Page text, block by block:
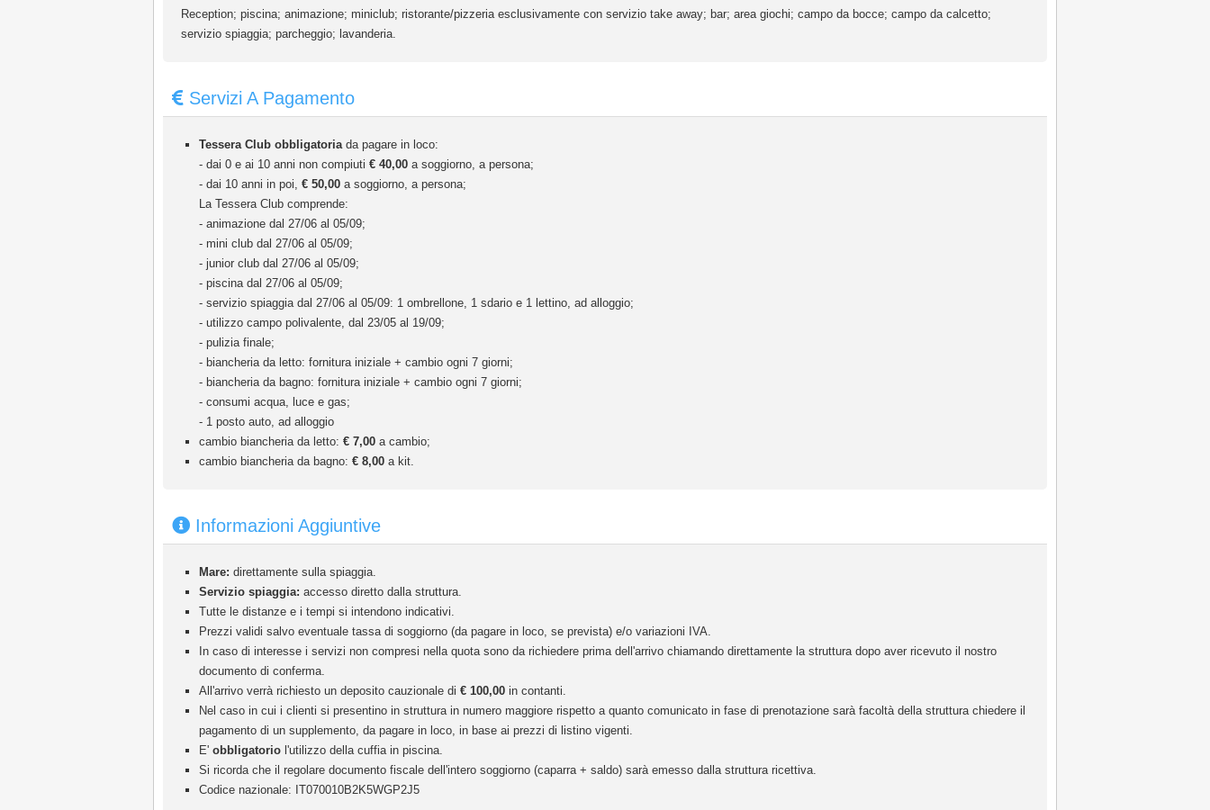
Reception; piscina; animazione; miniclub; ristorante/pizzeria esclusivamente con servizio take away; bar; area giochi; campo da bocce; campo da calcetto;
servizio spiaggia; parcheggio; lavanderia.
Servizi A Pagamento
Tessera Club obbligatoriada pagare in loco:
- dai 0 e ai 10 anni non compiuti € 40,00 a soggiorno, a persona;
- dai 10 anni in poi, € 50,00 a soggiorno, a persona;
La Tessera Club comprende:
- animazione dal 27/06 al 05/09;
- mini club dal 27/06 al 05/09;
- junior club dal 27/06 al 05/09;
- piscina dal 27/06 al 05/09;
- servizio spiaggia dal 27/06 al 05/09: 1 ombrellone, 1 sdario e 1 lettino, ad alloggio;
- utilizzo campo polivalente, dal 23/05 al 19/09;
- pulizia finale;
- biancheria da letto: fornitura iniziale + cambio ogni 7 giorni;
- biancheria da bagno: fornitura iniziale + cambio ogni 7 giorni;
- consumi acqua, luce e gas;
- 1 posto auto, ad alloggio
cambio biancheria da letto: € 7,00 a cambio;
cambio biancheria da bagno: € 8,00 a kit.
Informazioni Aggiuntive
Mare: direttamente sulla spiaggia.
Servizio spiaggia: accesso diretto dalla struttura.
Tutte le distanze e i tempi si intendono indicativi.
Prezzi validi salvo eventuale tassa di soggiorno (da pagare in loco, se prevista) e/o variazioni IVA.
In caso di interesse i servizi non compresi nella quota sono da richiedere prima dell'arrivo chiamando direttamente la struttura dopo aver ricevuto il nostro
documento di conferma.
All'arrivo verrà richiesto un deposito cauzionale di € 100,00 in contanti.
Nel caso in cui i clienti si presentino in struttura in numero maggiore rispetto a quanto comunicato in fase di prenotazione sarà facoltà della struttura chiedere il
pagamento di un supplemento, da pagare in loco, in base ai prezzi di listino vigenti.
E' obbligatorio l'utilizzo della cuffia in piscina.
Si ricorda che il regolare documento fiscale dell'intero soggiorno (caparra + saldo) sarà emesso dalla struttura ricettiva.
Codice nazionale: IT070010B2K5WGP2J5